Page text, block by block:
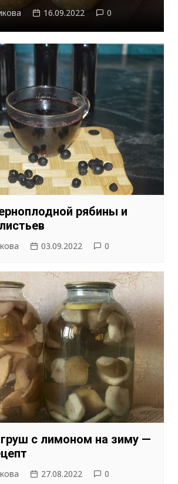
16.09.2022 0
рябины и
03.09.2022 0
с лимоном на зиму —
27.08.2022 0